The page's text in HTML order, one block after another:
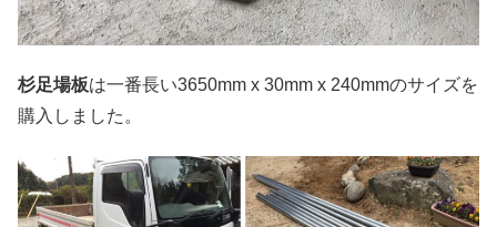
杉足場板は一番長い3650mm x 30mm x 240mmのサイズを
購入しました。